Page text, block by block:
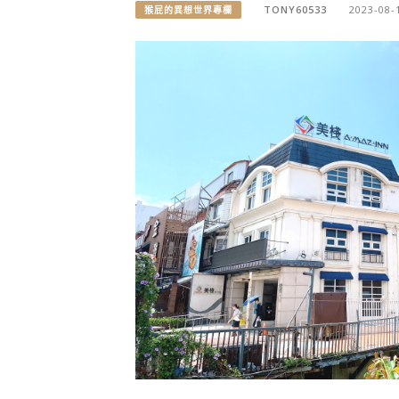
猴屁的異想世界專欄 TONY60533 2023-08-